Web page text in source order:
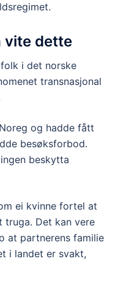
vite dette
i det norske
transnasjonal
og hadde fått
besøksforbod.
beskytta
ei kvinne fortel at
truga. Det kan vere
at partnerens familie
i landet er svakt,